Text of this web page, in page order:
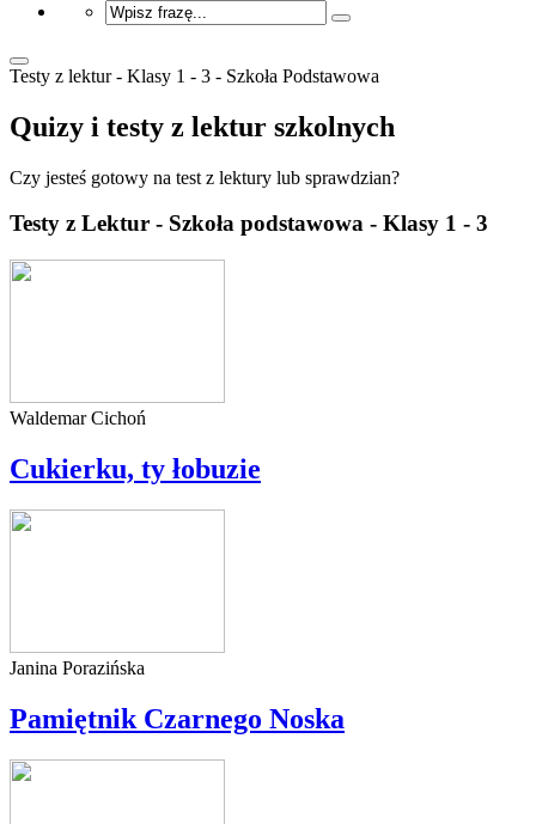
Testy z lektur - Klasy 1 - 3 - Szkoła Podstawowa
Quizy i testy z lektur szkolnych
Czy jesteś gotowy na test z lektury lub sprawdzian?
Testy z Lektur - Szkoła podstawowa - Klasy 1 - 3
Waldemar Cichoń
Cukierku, ty łobuzie
Janina Porazińska
Pamiętnik Czarnego Noska